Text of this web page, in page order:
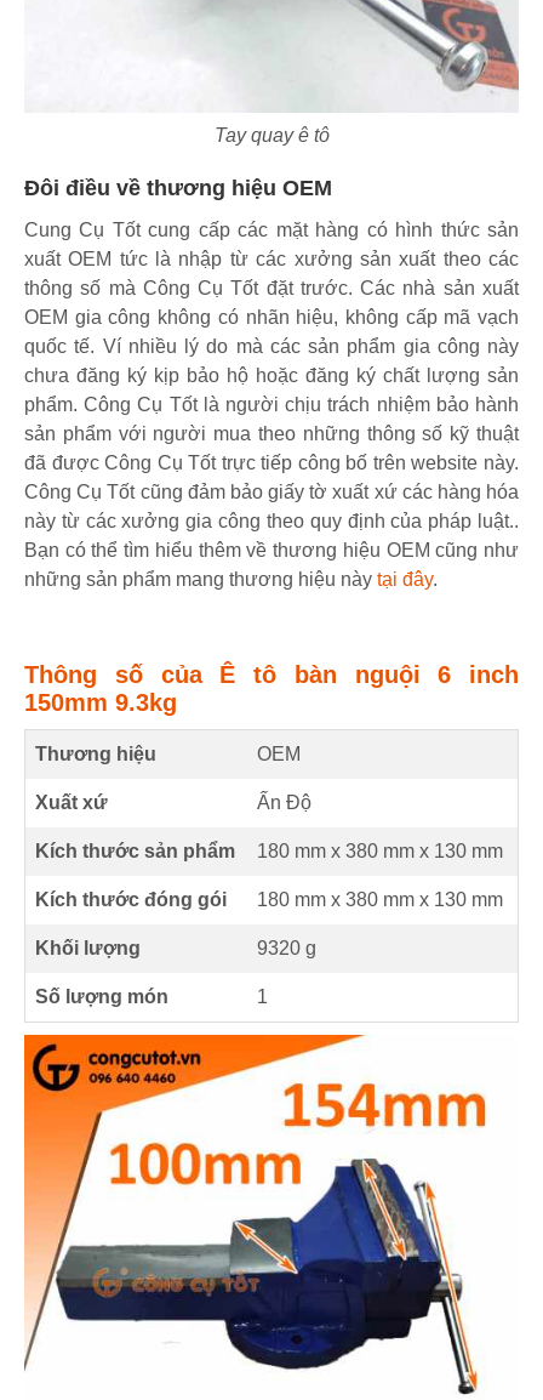
Tay quay ê tô
Đôi điều về thương hiệu OEM
Cung Cụ Tốt cung cấp các mặt hàng có hình thức sản
xuất OEM tức là nhập từ các xưởng sản xuất theo các
thông số mà Công Cụ Tốt đặt trước. Các nhà sản xuất
OEM gia công không có nhãn hiệu, không cấp mã vạch
quốc tế. Ví nhiều lý do mà các sản phẩm gia công này
chưa đăng ký kịp bảo hộ hoặc đăng ký chất lượng sản
phẩm. Công Cụ Tốt là người chịu trách nhiệm bảo hành
sản phẩm với người mua theo những thông số kỹ thuật
đã được Công Cụ Tốt trực tiếp công bố trên website này.
Công Cụ Tốt cũng đảm bảo giấy tờ xuất xứ các hàng hóa
này từ các xưởng gia công theo quy định của pháp luật..
Bạn có thể tìm hiểu thêm về thương hiệu OEM cũng như
những sản phẩm mang thương hiệu này tại đây.
Thông số của Ê tô bàn nguội 6 inch
150mm 9.3kg
Thương hiệu OEM
Xuất xứ Ấn Độ
Kích thước sản phẩm 180 mm x 380 mm x 130 mm
Kích thước đóng gói 180 mm x 380 mm x 130 mm
Khối lượng 9320 g
Số lượng món 1